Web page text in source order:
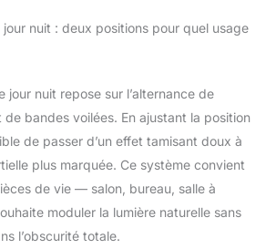
jour nuit : deux positions pour quel usage
jour nuit repose sur l’alternance de
bandes voilées. En ajustant la position
de passer d’un effet tamisant doux à
plus marquée. Ce système convient
de vie — salon, bureau, salle à
moduler la lumière naturelle sans
l’obscurité totale.